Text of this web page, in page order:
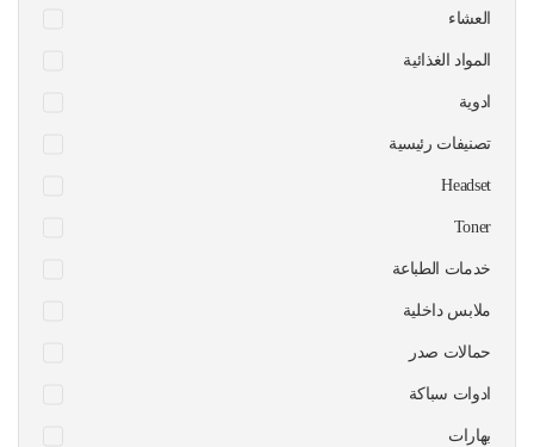
العشاء
المواد الغذائية
ادوية
تصنيفات رئيسية
Headset
Toner
خدمات الطباعة
ملابس داخلية
حمالات صدر
ادوات سباكة
بهارات